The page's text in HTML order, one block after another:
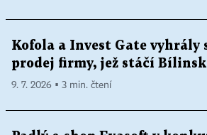
Kofola a Invest Gate vyhrály
prodej firmy, jež stáčí
9. 7. 2026 ▪ 3 min. čtení